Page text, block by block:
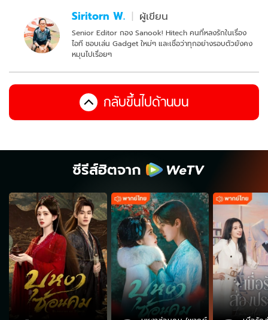
Siritorn W. ผู้เขียน
Senior Editor กอง Sanook! Hitech คนที่หลงรักในเรื่อง
ไอที ชอบเล่น Gadget ใหม่ๆ และเชื่อว่าทุกอย่างรอบตัวยังคง
หมุนไปเรื่อยๆ
กลับขึ้นไปด้านบน
ซีรีส์ฮิตจาก